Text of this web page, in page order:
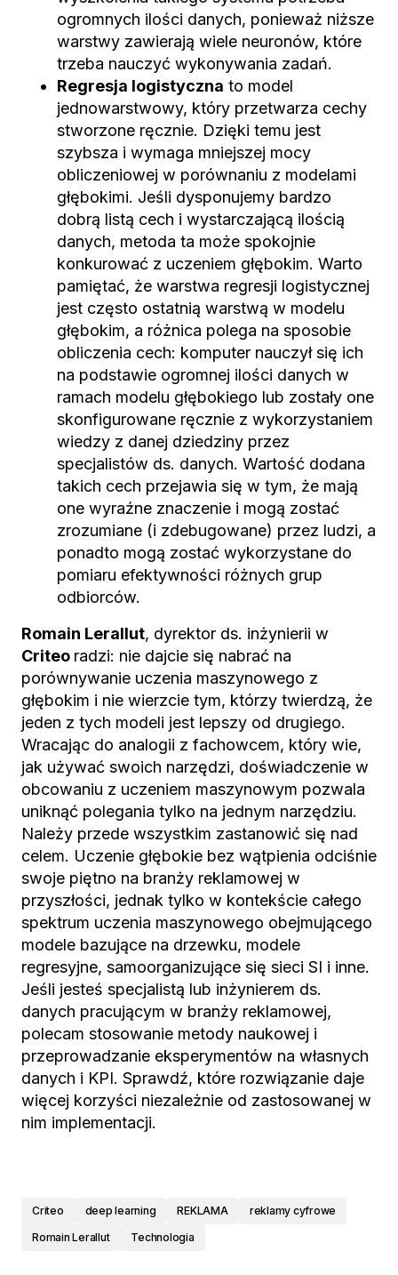
ogromnych ilości danych, ponieważ niższe
warstwy zawierają wiele neuronów, które
trzeba nauczyć wykonywania zadań.
Regresja logistyczna to model
jednowarstwowy, który przetwarza cechy
stworzone ręcznie. Dzięki temu jest
szybsza i wymaga mniejszej mocy
obliczeniowej w porównaniu z modelami
głębokimi. Jeśli dysponujemy bardzo
dobrą listą cech i wystarczającą ilością
danych, metoda ta może spokojnie
konkurować z uczeniem głębokim. Warto
pamiętać, że warstwa regresji logistycznej
jest często ostatnią warstwą w modelu
głębokim, a różnica polega na sposobie
obliczenia cech: komputer nauczył się ich
na podstawie ogromnej ilości danych w
ramach modelu głębokiego lub zostały one
skonfigurowane ręcznie z wykorzystaniem
wiedzy z danej dziedziny przez
specjalistów ds. danych. Wartość dodana
takich cech przejawia się w tym, że mają
one wyraźne znaczenie i mogą zostać
zrozumiane (i zdebugowane) przez ludzi, a
ponadto mogą zostać wykorzystane do
pomiaru efektywności różnych grup
odbiorców.
Romain Lerallut, dyrektor ds. inżynierii w
Criteo radzi: nie dajcie się nabrać na
porównywanie uczenia maszynowego z
głębokim i nie wierzcie tym, którzy twierdzą, że
jeden z tych modeli jest lepszy od drugiego.
Wracając do analogii z fachowcem, który wie,
jak używać swoich narzędzi, doświadczenie w
obcowaniu z uczeniem maszynowym pozwala
uniknąć polegania tylko na jednym narzędziu.
Należy przede wszystkim zastanowić się nad
celem. Uczenie głębokie bez wątpienia odciśnie
swoje piętno na branży reklamowej w
przyszłości, jednak tylko w kontekście całego
spektrum uczenia maszynowego obejmującego
modele bazujące na drzewku, modele
regresyjne, samoorganizujące się sieci SI i inne.
Jeśli jesteś specjalistą lub inżynierem ds.
danych pracującym w branży reklamowej,
polecam stosowanie metody naukowej i
przeprowadzanie eksperymentów na własnych
danych i KPI. Sprawdź, które rozwiązanie daje
więcej korzyści niezależnie od zastosowanej w
nim implementacji.
Criteo deep learning REKLAMA
reklamy cyfrowe
Romain Lerallut
Technologia